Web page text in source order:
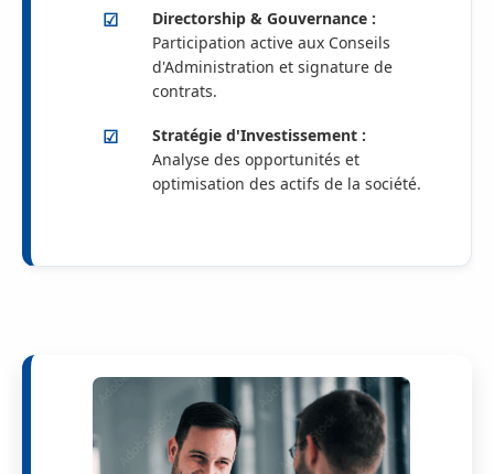
Directorship & Gouvernance :
Participation active aux Conseils
d'Administration et signature de
contrats.
Stratégie d'Investissement :
Analyse des opportunités et
optimisation des actifs de la société.